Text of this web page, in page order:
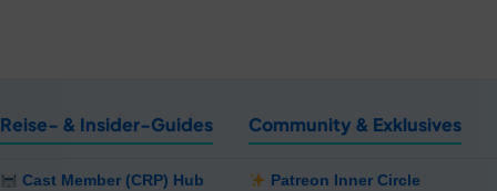
Reise- & Insider-Guides
Cast Member (CRP) Hub
Community & Exklusives
Patreon Inner Circle